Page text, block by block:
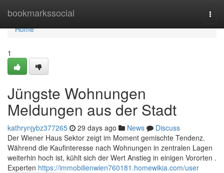
bookmarkssocial
Home
Home
1
Jüngste Wohnungen
Meldungen aus der Stadt
kathrynjybz377265 29 days ago News
Discuss
Der Wiener Haus Sektor zeigt im Moment gemischte Tendenz.
Während die Kaufinteresse nach Wohnungen in zentralen Lagen
weiterhin hoch ist, kühlt sich der Wert Anstieg in einigen Vororten .
Experten https://immobilienwien760181.homewikia.com/user